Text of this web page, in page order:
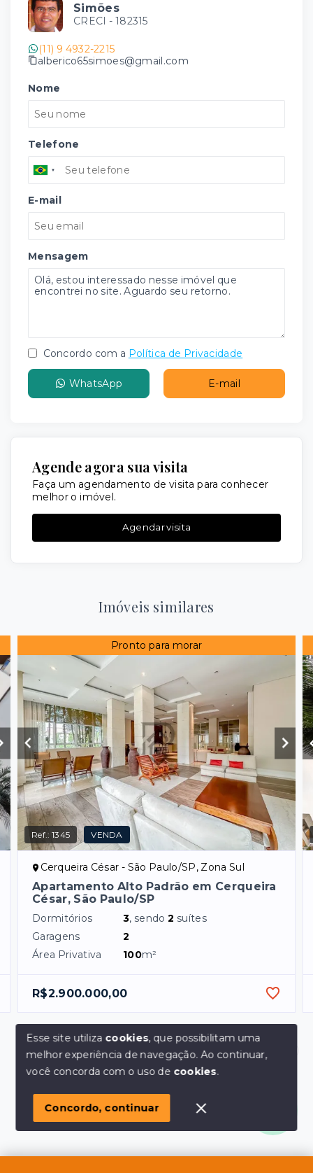
Simões
CRECI - 182315
(11) 9 4932-2215
alberico65simoes@gmail.com
Nome
Telefone
E-mail
Mensagem
Concordo com a Política de Privacidade
WhatsApp E-mail
Agende agora sua visita
Faça um agendamento de visita para conhecer
melhor o imóvel.
Agendar visita
Imóveis similares
Pronto para morar
Ref.:1345 VENDA
Cerqueira César - São Paulo/SP, Zona Sul
Apartamento Alto Padrão em Cerqueira
César, São Paulo/SP
Dormitórios 3, sendo2 suítes
Garagens
2
Área Privativa
100m²
R$2.900.000,00
Olá! em posso ajudar?
Esse site utiliza cookies, que possibilitam uma
melhor experiência de navegação.Ao continuar,
você concorda com o uso de cookies.
Concordo, continuar